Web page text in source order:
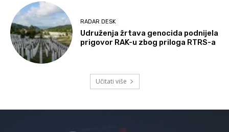
RADAR DESK
Udruženja žrtava genocida podnijela
prigovor RAK-u zbog priloga RTRS-a
Učitati više